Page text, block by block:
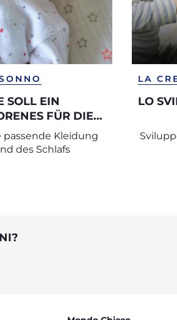
SOLL EIN
FÜR DIE
GEKLEIDET
passende Kleidung
des Schlafs
LA
LO